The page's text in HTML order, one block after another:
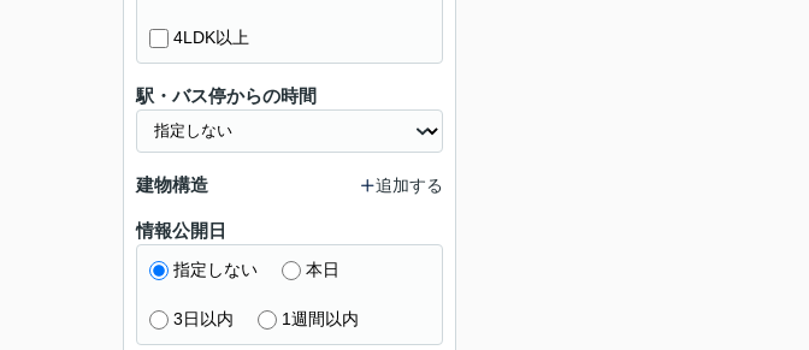
4LDK以上
駅・バス停からの時間
建物構造 追加する
情報公開日
指定しない 本日
3日以内 1週間以内